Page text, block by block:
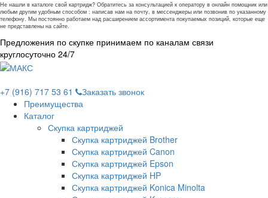
Не нашли в каталоге свой картридж? Обратитесь за консультацией к оператору в онлайн помощник или
любым другим удобным способом : написав нам на почту, в мессенджеры или позвонив по указанному
телефону. Мы постоянно работаем над расширением ассортимента покупаемых позиций, которые еще
не представлены на сайте.
Предложения по скупке принимаем по каналам связи
круглосуточно 24/7
+7 (916) 717 53 61
Заказать звонок
Преимущества
Каталог
Скупка картриджей
Скупка картриджей Brother
Скупка картриджей Canon
Скупка картриджей Epson
Скупка картриджей HP
Скупка картриджей Konica Minolta